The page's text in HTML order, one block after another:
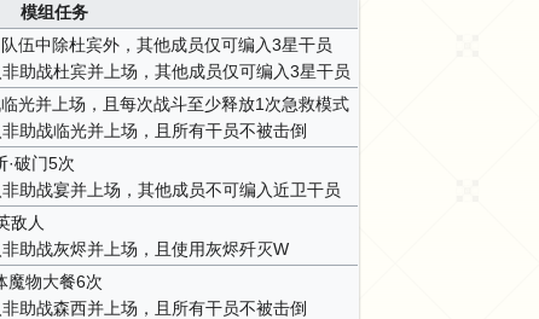
模组任务
伍中除杜宾外，其他成员仅可编入3星干员
非助战杜宾并上场，其他成员仅可编入3星干员
光并上场，且每次战斗至少释放1次急救模式
非助战临光并上场，且所有干员不被击倒
·破门5次
非助战宴并上场，其他成员不可编入近卫干员
敌人
非助战灰烬并上场，且使用灰烬歼灭W
魔物大餐6次
非助战森西并上场，且所有干员不被击倒